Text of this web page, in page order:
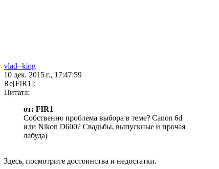
vlad--king
10 дек. 2015 г., 17:47:59
Re[FIR1]:
Цитата:
от: FIR1
Собственно проблема выбора в теме? Canon 6d
или Nikon D600? Свадьбы, выпускные и прочая
лабуда)
Здесь, посмотрите достоинства и недостатки.